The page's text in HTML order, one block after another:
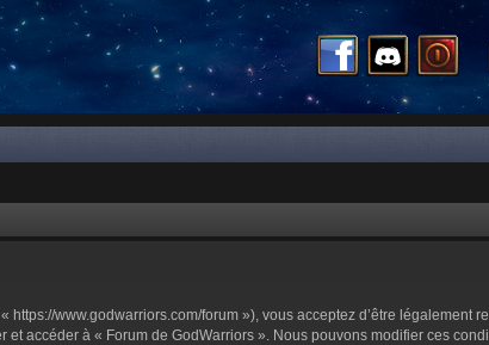
www.godwarriors.com/forum »), vous acceptez d’être légalement
accéder à « Forum de GodWarriors ». Nous pouvons modifier ces